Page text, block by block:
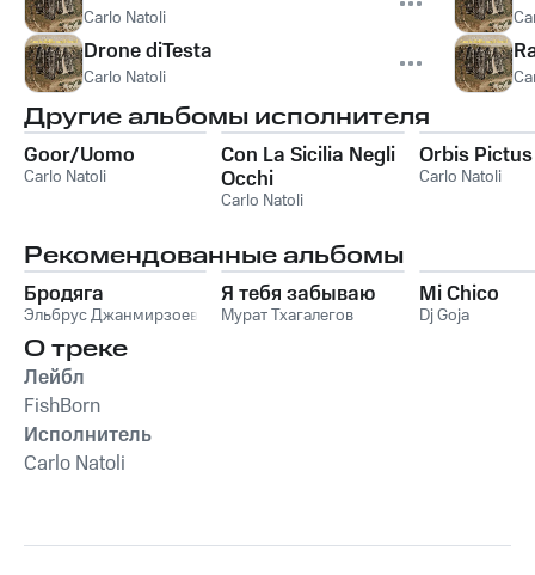
Carlo Natoli
Drone diTesta
Carlo Natoli
Другие альбомы исполнителя
Goor/Uomo
Carlo Natoli
Con La Sicilia Negli
Occhi
Carlo Natoli
Orbis Pictus
Carlo Natoli
Рекомендованные альбомы
Бродяга
Эльбрус Джанмирзоев
Я тебя забываю
Мурат Тхагалегов
Mi Chico
Dj Goja
О треке
Лейбл
FishBorn
Исполнитель
Carlo Natoli